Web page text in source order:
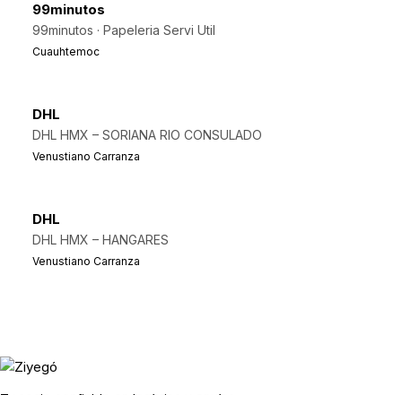
99minutos
99minutos · Papeleria Servi Util
Cuauhtemoc
DHL
DHL HMX – SORIANA RIO CONSULADO
Venustiano Carranza
DHL
DHL HMX – HANGARES
Venustiano Carranza